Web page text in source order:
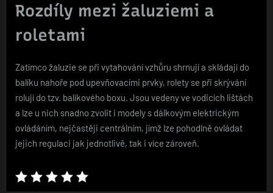
Rozdíly mezi žaluziemi a
roletami
Zatímco žaluzie se při vytahování vzhůru shrnují a skládají do
balíku nahoře pod upevňovacími prvky, rolety se při skrývání
rolují do tzv. balíkového boxu. Jsou vedeny ve vodicích lištách
a lze u nich snadno zvolit i modely s dálkovým elektrickým
ovládáním, nejčastěji centrálním, jímž lze pohodlně ovládat
jejich regulaci jak jednotlivě, tak i více zároveň.